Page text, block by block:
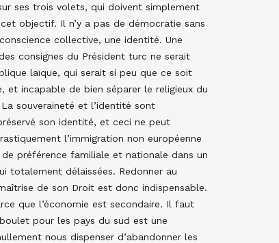
ses trois volets, qui doivent simplement
objectif. Il n’y a pas de démocratie sans
collective, une identité. Une
consignes du Président turc ne serait
laïque, qui serait si peu que ce soit
et incapable de bien séparer le religieux du
souveraineté et l’identité sont
son identité, et ceci ne peut
l’immigration non européenne
préférence familiale et nationale dans un
totalement délaissées. Redonner au
de son Droit est donc indispensable.
que l’économie est secondaire. Il faut
pour les pays du sud est une
nous dispenser d’abandonner les